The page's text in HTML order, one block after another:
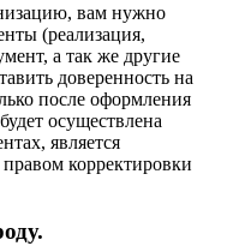
вам нужно
(реализация,
а так же другие
доверенность на
после оформления
осуществлена
является
корректировки